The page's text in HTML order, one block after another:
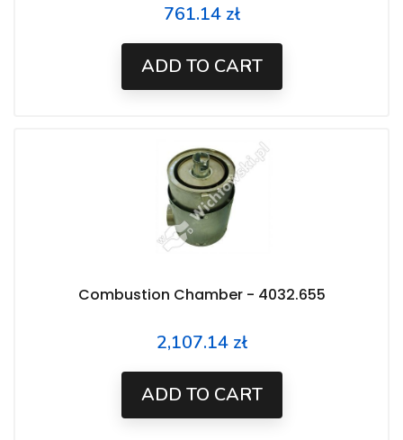
Price
761.14 zł
ADD TO CART
Combustion Chamber - 4032.655
Price
2,107.14 zł
ADD TO CART